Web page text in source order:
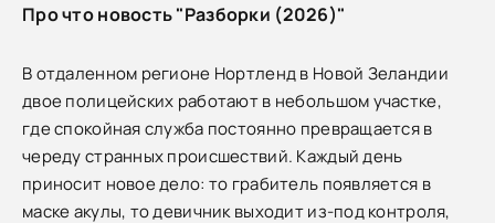
Про что новость "Разборки (2026)"
В отдаленном регионе Нортленд в Новой Зеландии
двое полицейских работают в небольшом участке,
где спокойная служба постоянно превращается в
череду странных происшествий. Каждый день
приносит новое дело: то грабитель появляется в
маске акулы, то девичник выходит из-под контроля,